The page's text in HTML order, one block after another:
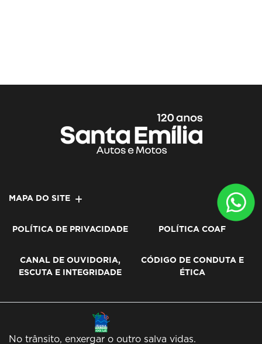
MAPA DO SITE
POLÍTICA DE PRIVACIDADE POLÍTICA COAF
CANAL DE OUVIDORIA,
ESCUTA E INTEGRIDADE
CÓDIGO DE CONDUTA E
ÉTICA
No trânsito, enxergar o outro salva vidas.